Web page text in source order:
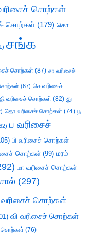
சொற்கள்
சொற்கள் (179) கொ
சங்க
சொற்கள் (87) சா வரிசைச்
சொற்கள் (67) செ வரிசைச்
தி வரிசைச் சொற்கள் (82) து
தொ வரிசைச் சொற்கள் (74) ந
ப வரிசைச்
பி வரிசைச் சொற்கள்
சொற்கள் (99) மரம்
மா வரிசைச் சொற்கள்
(297)
சொற்கள்
வி வரிசைச் சொற்கள்
சொற்கள் (76)